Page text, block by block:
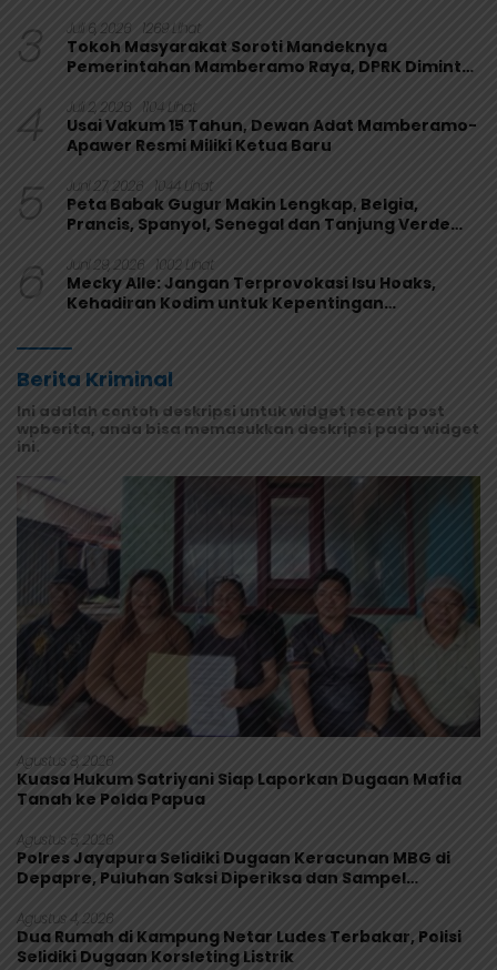
3 Juli 6, 2026 1269 Lihat
Tokoh Masyarakat Soroti Mandeknya
Pemerintahan Mamberamo Raya, DPRK Diminta
4 Juli 2, 2026 1104 Lihat
Usai Vakum 15 Tahun, Dewan Adat Mamberamo-
Apawer Resmi Miliki Ketua Baru
5 Juni 27, 2026 1044 Lihat
Peta Babak Gugur Makin Lengkap, Belgia,
Prancis, Spanyol, Senegal dan Tanjung Verde
6 Juni 29, 2026 1002 Lihat
Mecky Alle: Jangan Terprovokasi Isu Hoaks,
Kehadiran Kodim untuk Kepentingan
Berita Kriminal
Ini adalah contoh deskripsi untuk widget recent post
wpberita, anda bisa memasukkan deskripsi pada widget
ini.
Agustus 8, 2026
Kuasa Hukum Satriyani Siap Laporkan Dugaan Mafia
Tanah ke Polda Papua
Agustus 5, 2026
Polres Jayapura Selidiki Dugaan Keracunan MBG di
Depapre, Puluhan Saksi Diperiksa dan Sampel
Agustus 4, 2026
Dua Rumah di Kampung Netar Ludes Terbakar, Polisi
Selidiki Dugaan Korsleting Listrik